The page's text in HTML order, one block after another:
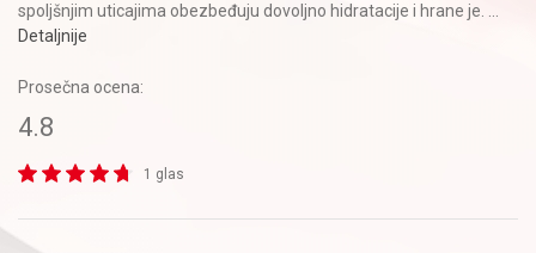
spoljšnjim uticajima obezbeđuju dovoljno hidratacije i hrane je.
Detaljnije
Prosečna ocena:
4.8
1 glas